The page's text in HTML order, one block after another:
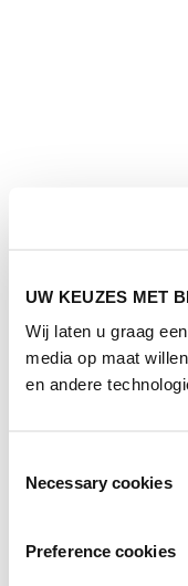
UW KEUZES MET
Wij laten u graag
media op maat
en andere
Necessary cookies
Preference cookies